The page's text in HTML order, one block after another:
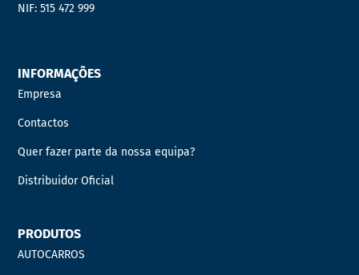
NIF: 515 472 999
INFORMAÇÕES
Empresa
Contactos
Quer fazer parte da nossa equipa?
Distribuidor Oficial
PRODUTOS
AUTOCARROS